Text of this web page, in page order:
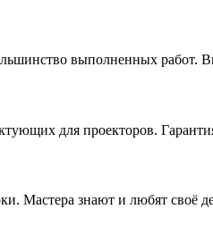
выполненных работ.
для проекторов.
Мастера знают и любят своё